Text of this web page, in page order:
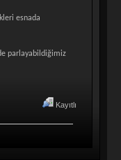
esnada
parlayabildiğimiz
Kayıtlı